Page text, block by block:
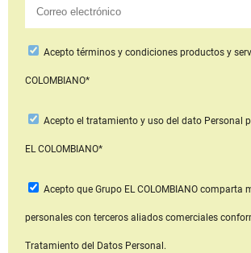
Aceptotérminos y condiciones productos y
COLOMBIANO*
Acepto el tratamiento y uso del dato Personal
EL COLOMBIANO*
Acepto que Grupo EL COLOMBIANOcomparta
personales con terceros aliados comerciales
Tratamiento del Datos Personal.